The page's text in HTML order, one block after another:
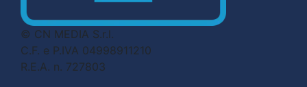
© CN MEDIA S.r.l.
C.F. e P.IVA 04998911210
R.E.A. n. 727803